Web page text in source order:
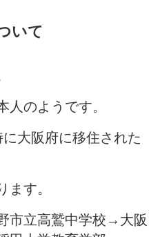
いて
人のようです。
大阪府に移住された
ます。
市立高鷲中学校→大阪